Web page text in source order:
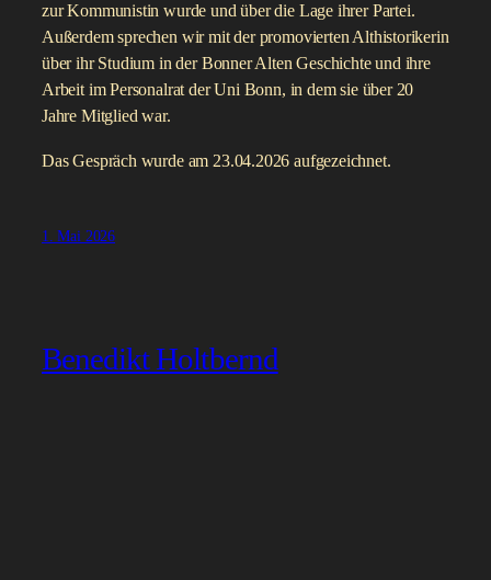
zur Kommunistin wurde und über die Lage ihrer Partei.
Außerdem sprechen wir mit der promovierten Althistorikerin
über ihr Studium in der Bonner Alten Geschichte und ihre
Arbeit im Personalrat der Uni Bonn, in dem sie über 20
Jahre Mitglied war.
Das Gespräch wurde am 23.04.2026 aufgezeichnet.
1. Mai 2026
Benedikt Holtbernd